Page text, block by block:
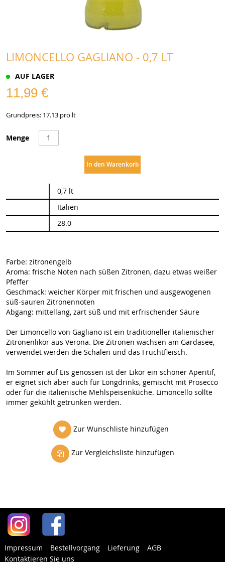
LIMONCELLO GAGLIANO - 0,7 LT
AUF LAGER
11,99 €
Grundpreis: 17.13 pro lt
Menge
In den Warenkorb
Informationen
0,7 lt
Italien
28.0
Farbe: zitronengelb
Aroma: frische Noten nach süßen Zitronen, dazu etwas weißer
Pfeffer
Geschmack: weicher Körper mit frischen und ausgewogenen
süß-sauren Zitronennoten
Abgang: mittellang, zart süß und mit erfrischender Säure
Der Limoncello von Gagliano ist ein traditioneller italienischer
Zitronenlikör aus Verona. Die Zitronen wachsen am Gardasee,
verwendet werden die Schalen und das Fruchtfleisch.
Im Sommer auf Eis genossen ist der Likör ein schöner Aperitif,
er eignet sich aber auch für Longdrinks, gemischt mit Prosecco
oder für die italienische Mehlspeisenküche. Limoncello sollte
immer gekühlt getrunken werden.
Zur Wunschliste hinzufügen
Zur Vergleichsliste hinzufügen
Impressum Bestellvorgang Lieferung
AGB
Kontaktieren Sie uns